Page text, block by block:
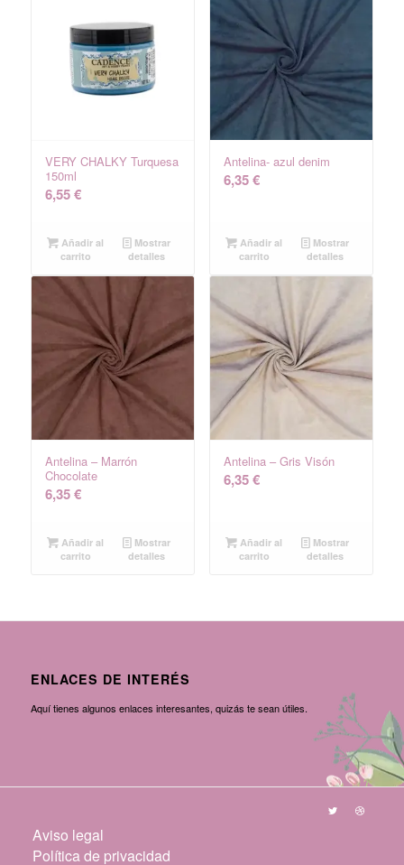
VERY CHALKY Turquesa
150ml
6,55€
Añadir al
carrito
Mostrar
detalles
Antelina- azul denim
6,35€
Añadir al
carrito
Mostrar
detalles
Antelina – Marrón
Chocolate
6,35€
Añadir al
carrito
Mostrar
detalles
Antelina – Gris Visón
6,35€
Añadir al
carrito
Mostrar
detalles
ENLACES DE INTERÉS
Aquí tienes algunos enlaces interesantes, quizás te sean útiles.
Aviso legal
Política de privacidad